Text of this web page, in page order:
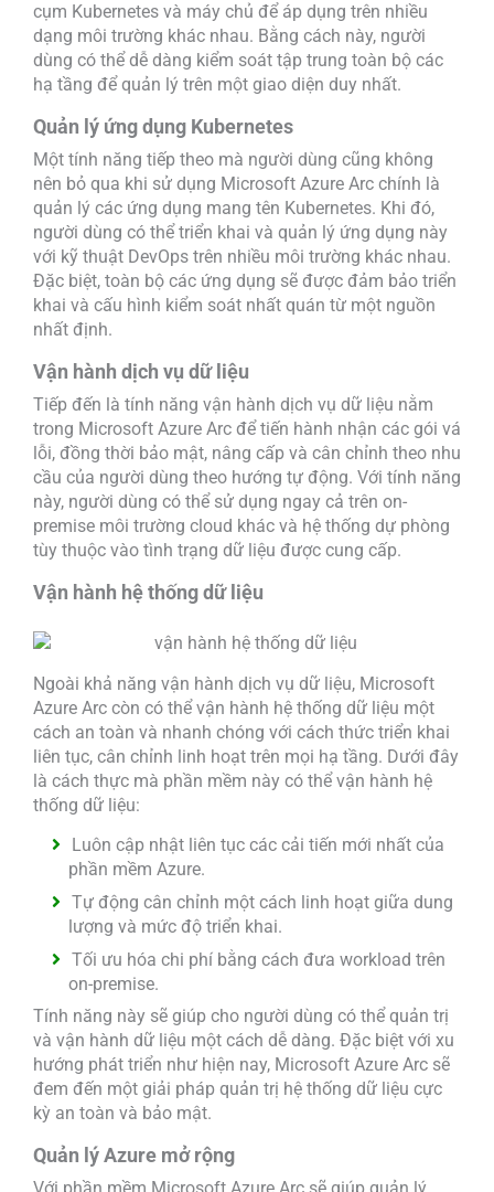
cụm Kubernetes và máy chủ để áp dụng trên nhiều
dạng môi trường khác nhau. Bằng cách này, người
dùng có thể dễ dàng kiểm soát tập trung toàn bộ các
hạ tầng để quản lý trên một giao diện duy nhất.
Quản lý ứng dụng Kubernetes
Một tính năng tiếp theo mà người dùng cũng không
nên bỏ qua khi sử dụng Microsoft Azure Arc chính là
quản lý các ứng dụng mang tên Kubernetes. Khi đó,
người dùng có thể triển khai và quản lý ứng dụng này
với kỹ thuật DevOps trên nhiều môi trường khác nhau.
Đặc biệt, toàn bộ các ứng dụng sẽ được đảm bảo triển
khai và cấu hình kiểm soát nhất quán từ một nguồn
nhất định.
Vận hành dịch vụ dữ liệu
Tiếp đến là tính năng vận hành dịch vụ dữ liệu nằm
trong Microsoft Azure Arc để tiến hành nhận các gói vá
lỗi, đồng thời bảo mật, nâng cấp và cân chỉnh theo nhu
cầu của người dùng theo hướng tự động. Với tính năng
này, người dùng có thể sử dụng ngay cả trên on-
premise môi trường cloud khác và hệ thống dự phòng
tùy thuộc vào tình trạng dữ liệu được cung cấp.
Vận hành hệ thống dữ liệu
Ngoài khả năng vận hành dịch vụ dữ liệu, Microsoft
Azure Arc còn có thể vận hành hệ thống dữ liệu một
cách an toàn và nhanh chóng với cách thức triển khai
liên tục, cân chỉnh linh hoạt trên mọi hạ tầng. Dưới đây
là cách thực mà phần mềm này có thể vận hành hệ
thống dữ liệu:
Luôn cập nhật liên tục các cải tiến mới nhất của
phần mềm Azure.
Tự động cân chỉnh một cách linh hoạt giữa dung
lượng và mức độ triển khai.
Tối ưu hóa chi phí bằng cách đưa workload trên
on-premise.
Tính năng này sẽ giúp cho người dùng có thể quản trị
và vận hành dữ liệu một cách dễ dàng. Đặc biệt với xu
hướng phát triển như hiện nay, Microsoft Azure Arc sẽ
đem đến một giải pháp quản trị hệ thống dữ liệu cực
kỳ an toàn và bảo mật.
Quản lý Azure mở rộng